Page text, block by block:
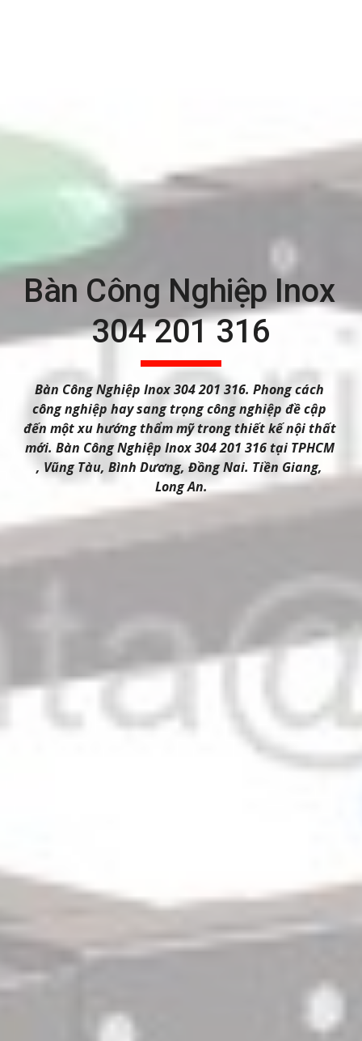
Bàn Công Nghiệp Inox
304 201 316
Bàn Công Nghiệp Inox 304 201 316. Phong cách
công nghiệp hay sang trọng công nghiệp đề cập
đến một xu hướng thẩm mỹ trong thiết kế nội thất
mới. Bàn Công Nghiệp Inox 304 201 316 tại TPHCM
, Vũng Tàu, Bình Dương, Đồng Nai. Tiền Giang,
Long An.